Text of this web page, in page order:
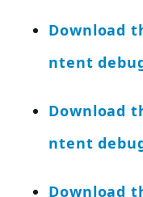
Download
ntent
Download
ntent
Download